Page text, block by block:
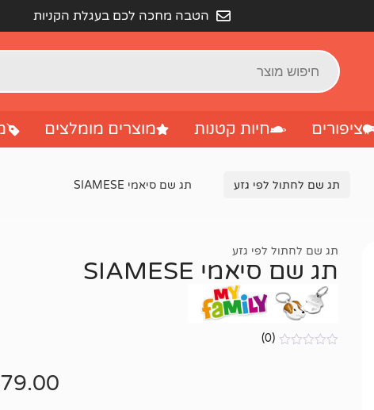
הטבה מחכה לכם בעגלת הקניות
ציפורים חיות קטנות מוצרים מומלצים
תג שם לחתול לפי גזע תג שם סיאמי SIAMESE
תג שם לחתול לפי גזע
תג שם סיאמי SIAMESE
(0)
79.00